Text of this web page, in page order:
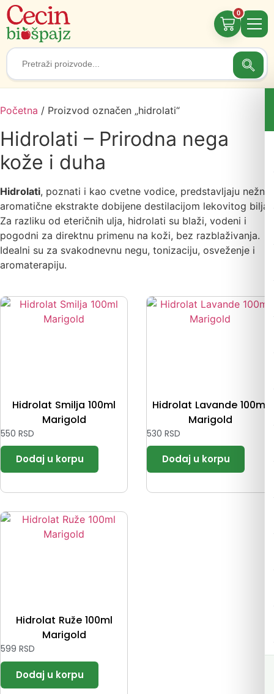
Search
for:
0
Početna / Proizvod označen „hidrolati“
Hidrolati – Prirodna nega
kože i duha
Hidrolati, poznati i kao cvetne vodice, predstavljaju nežne,
aromatične ekstrakte dobijene destilacijom lekovitog bilja.
Za razliku od eteričnih ulja, hidrolati su blaži, vodeni i
pogodni za direktnu primenu na koži, bez razblaživanja.
Idealni su za svakodnevnu negu, tonizaciju, osveženje i
aromaterapiju.
Hidrolat Smilja 100ml
Marigold
550 RSD
Hidrolat Lavande 100ml
Marigold
530 RSD
Hidrolat Ruže 100ml
Marigold
599 RSD